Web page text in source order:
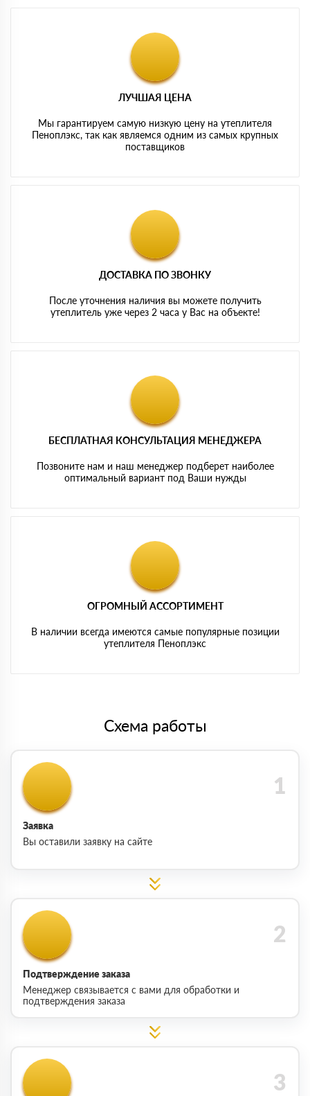
ЛУЧШАЯ ЦЕНА
Мы гарантируем самую низкую цену на утеплителя
Пеноплэкс, так как являемся одним из самых крупных
поставщиков
ДОСТАВКА ПО ЗВОНКУ
После уточнения наличия вы можете получить
утеплитель уже через 2 часа у Вас на объекте!
БЕСПЛАТНАЯ КОНСУЛЬТАЦИЯ МЕНЕДЖЕРА
Позвоните нам и наш менеджер подберет наиболее
оптимальный вариант под Ваши нужды
ОГРОМНЫЙ АССОРТИМЕНТ
В наличии всегда имеются самые популярные позиции
утеплителя Пеноплэкс
Схема работы
Заявка
Вы оставили заявку на сайте
Подтверждение заказа
Менеджер связывается с вами для обработки и
подтверждения заказа